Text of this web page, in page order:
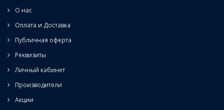
О нас
Оплата и Доставка
Публичная оферта
Реквизиты
Личный кабинет
Производители
Акции